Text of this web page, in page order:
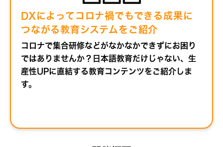
DXによってコロナ禍でもできる成果に
つながる教育システムをご紹介
コロナで集合研修などがなかなかできずにお困り
ではありませんか？日本語教育だけじゃない、生
産性UPに直結する教育コンテンツをご紹介しま
す。